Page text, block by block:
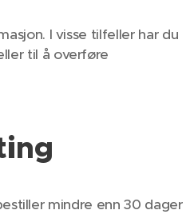
I visse tilfeller har du
til å overføre
mindre enn 30 dager